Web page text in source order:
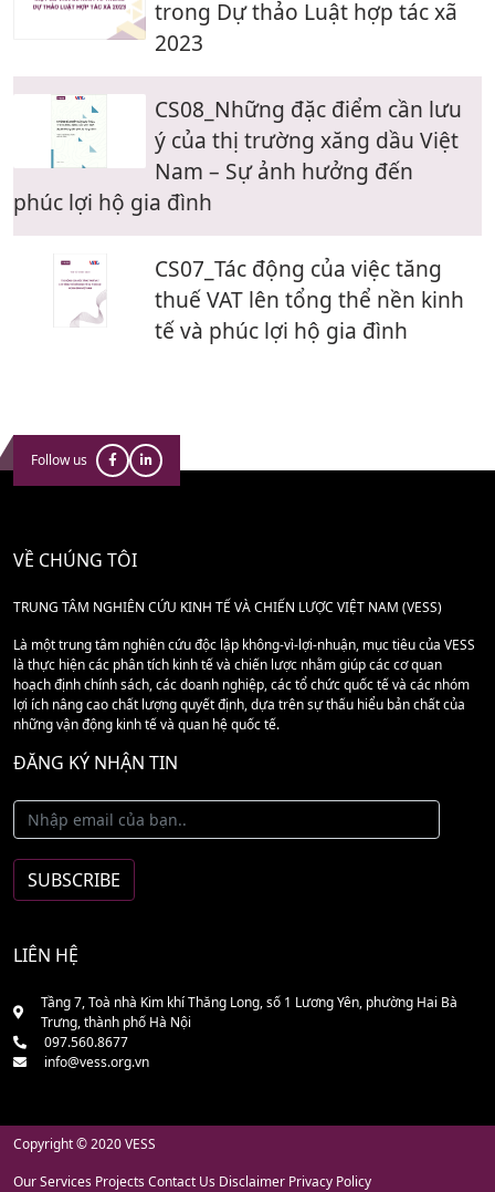
trong Dự thảo Luật hợp tác xã
2023
CS08_Những đặc điểm cần lưu
ý của thị trường xăng dầu Việt
Nam – Sự ảnh hưởng đến
phúc lợi hộ gia đình
CS07_Tác động của việc tăng
thuế VAT lên tổng thể nền kinh
tế và phúc lợi hộ gia đình
Follow us
VỀ CHÚNG TÔI
TRUNG TÂM NGHIÊN CỨU KINH TẾ VÀ CHIẾN LƯỢC VIỆT NAM (VESS)
Là một trung tâm nghiên cứu độc lập không-vì-lợi-nhuận, mục tiêu của VESS
là thực hiện các phân tích kinh tế và chiến lược nhằm giúp các cơ quan
hoạch định chính sách, các doanh nghiệp, các tổ chức quốc tế và các nhóm
lợi ích nâng cao chất lượng quyết định, dựa trên sự thấu hiểu bản chất của
những vận động kinh tế và quan hệ quốc tế.
ĐĂNG KÝ NHẬN TIN
LIÊN HỆ
Tầng 7, Toà nhà Kim khí Thăng Long, số 1 Lương Yên, phường Hai Bà
Trưng, thành phố Hà Nội
097.560.8677
info@vess.org.vn
Copyright © 2020 VESS
Our Services Projects Contact Us Disclaimer Privacy Policy